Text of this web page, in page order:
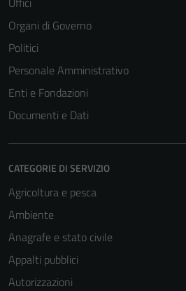
Organi di Governo
Politici
Personale Amministrativo
Enti e Fondazioni
Documenti e Dati
CATEGORIE DI SERVIZIO
Agricoltura e pesca
Ambiente
Anagrafe e stato civile
Appalti pubblici
Autorizzazioni